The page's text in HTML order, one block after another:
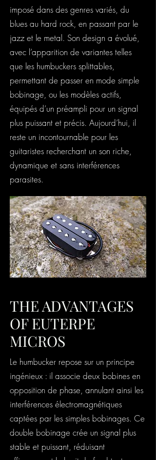
imposé dans des genres variés, du
blues au hard rock, en passant par le
jazz et le metal. Son design a évolué,
avec l’apparition de variantes telles
que les humbuckers splittables,
permettant de passer en mode simple
bobinage, ou les modèles actifs,
équipés d’un préampli pour un signal
plus puissant et précis. Aujourd’hui, il
reste un incontournable pour les
guitaristes recherchant un son riche,
dynamique et sans interférences
parasites.
THE ADVANTAGES
OF EUTERPE
MICROS
Le humbucker repose sur un principe
ingénieux : il associe deux bobines en
opposition de phase, annulant ainsi les
interférences électromagnétiques
captées par les simples bobinages. Ce
double bobinage crée un signal plus
stable et puissant, réduisant